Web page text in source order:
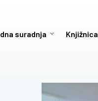
suradnja Knjižnica